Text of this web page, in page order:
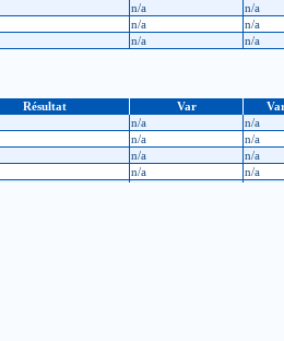
n/a
n/a
n/a
n/a
n/a n/a
Résultat Var
n/a
n/a
n/a
n/a
n/a
n/a
n/a
n/a